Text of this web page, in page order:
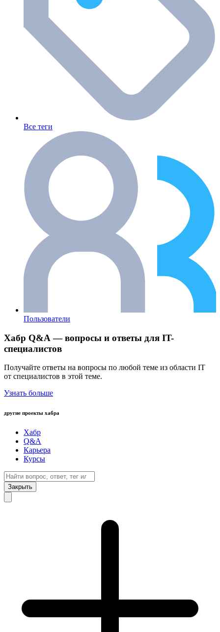
Все теги
Пользователи
Хабр Q&A — вопросы и ответы для IT-
специалистов
Получайте ответы на вопросы по любой теме из области IT
от специалистов в этой теме.
Узнать больше
другие проекты хабра
Хабр
Q&A
Карьера
Курсы
Закрыть